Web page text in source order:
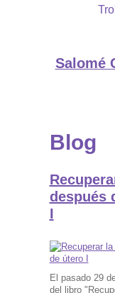
Salomé
Blog
después
I
El pasado 29
del libro